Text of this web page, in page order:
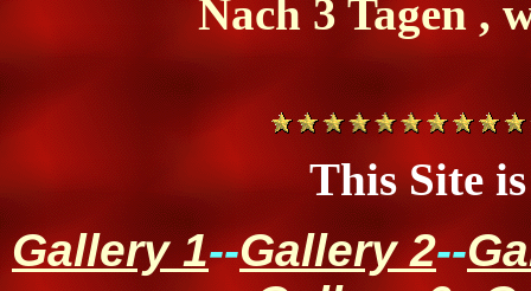
Nach 3 Tagen ,
This Site
Gallery 1--Gallery 2--